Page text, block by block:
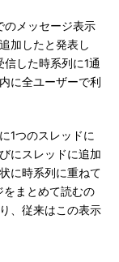
メッセージ表示
加したと発表し
した時系列に1通
に全ユーザーで利
1つのスレッドに
にスレッドに追加
に時系列に重ねて
をまとめて読むの
、従来はこの表示